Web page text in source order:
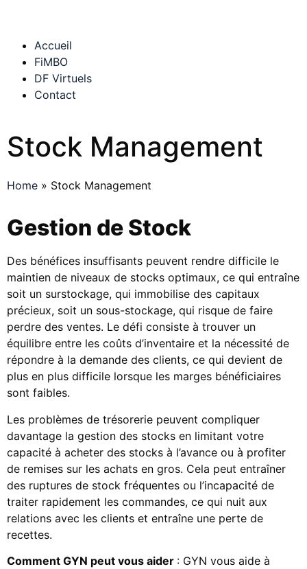
Accueil
FiMBO
DF Virtuels
Contact
Stock Management
Home » Stock Management
Gestion de Stock
Des bénéfices insuffisants peuvent rendre difficile le
maintien de niveaux de stocks optimaux, ce qui entraîne
soit un surstockage, qui immobilise des capitaux
précieux, soit un sous-stockage, qui risque de faire
perdre des ventes. Le défi consiste à trouver un
équilibre entre les coûts d’inventaire et la nécessité de
répondre à la demande des clients, ce qui devient de
plus en plus difficile lorsque les marges bénéficiaires
sont faibles.
Les problèmes de trésorerie peuvent compliquer
davantage la gestion des stocks en limitant votre
capacité à acheter des stocks à l’avance ou à profiter
de remises sur les achats en gros. Cela peut entraîner
des ruptures de stock fréquentes ou l’incapacité de
traiter rapidement les commandes, ce qui nuit aux
relations avec les clients et entraîne une perte de
recettes.
Comment GYN peut vous aider : GYN vous aide à